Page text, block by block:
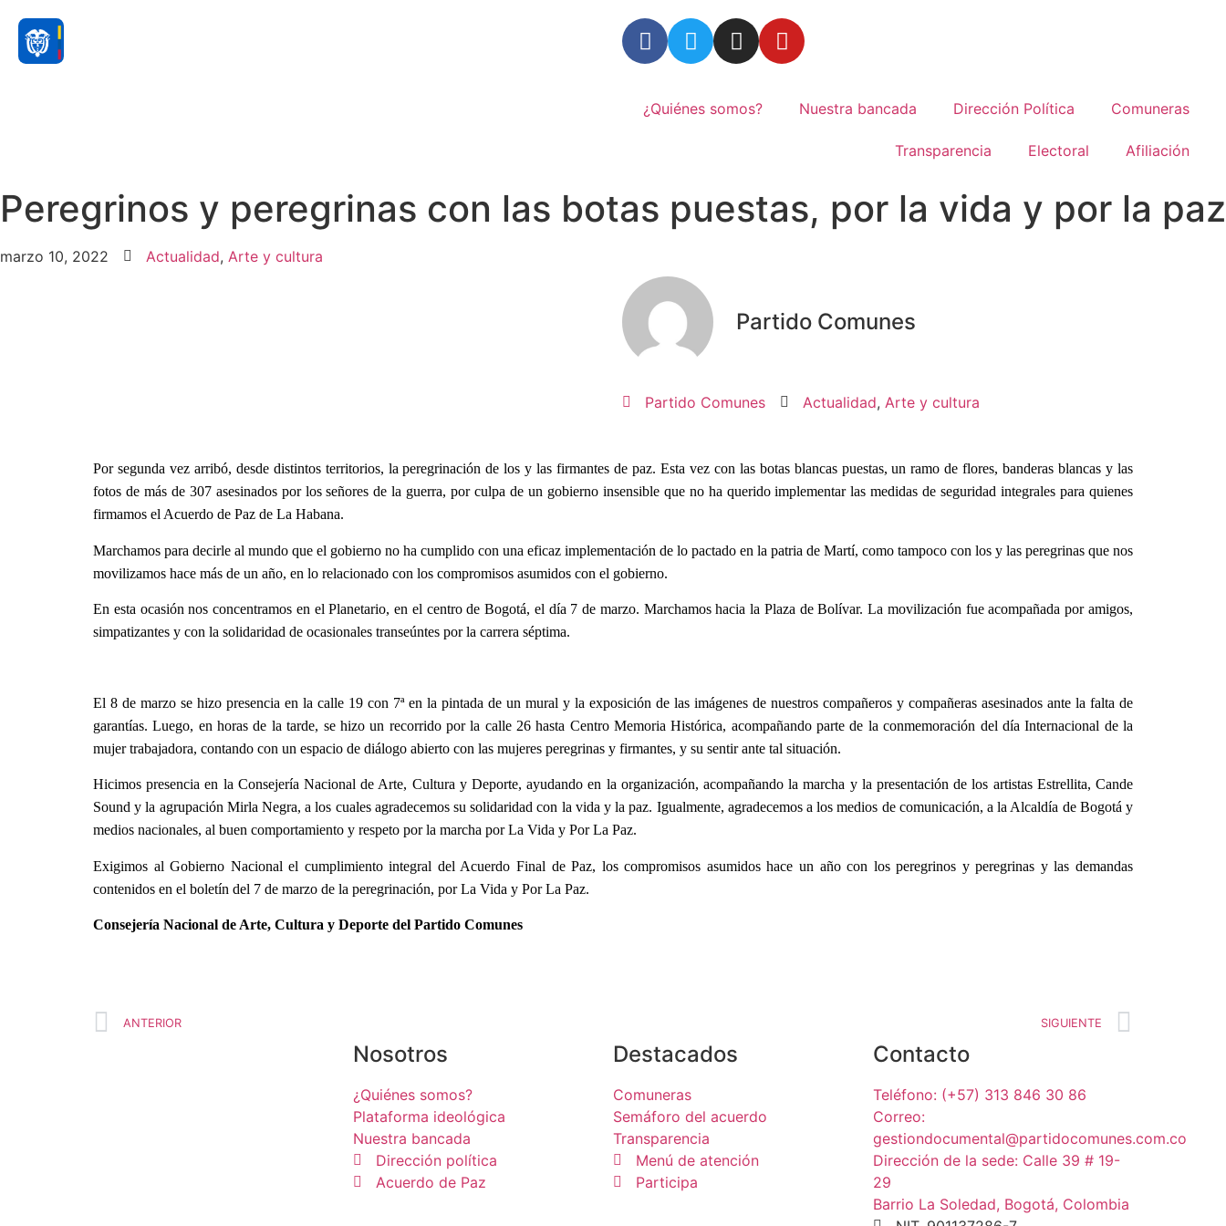
¿Quiénes somos? Nuestra bancada Dirección Política Comuneras
Transparencia Electoral Afiliación
Peregrinos y peregrinas con las botas puestas, por la vida y por la paz
marzo 10, 2022 Actualidad, Arte y cultura
Partido Comunes
Partido Comunes Actualidad, Arte y cultura
Por segunda vez arribó, desde distintos territorios, la peregrinación de los y las firmantes de paz. Esta vez con las botas blancas puestas, un ramo de flores, banderas blancas y las
fotos de más de 307 asesinados por los señores de la guerra, por culpa de un gobierno insensible que no ha querido implementar las medidas de seguridad integrales para quienes
firmamos el Acuerdo de Paz de La Habana.
Marchamos para decirle al mundo que el gobierno no ha cumplido con una eficaz implementación de lo pactado en la patria de Martí, como tampoco con los y las peregrinas que nos
movilizamos hace más de un año, en lo relacionado con los compromisos asumidos con el gobierno.
En esta ocasión nos concentramos en el Planetario, en el centro de Bogotá, el día 7 de marzo. Marchamos hacia la Plaza de Bolívar. La movilización fue acompañada por amigos,
simpatizantes y con la solidaridad de ocasionales transeúntes por la carrera séptima.
El 8 de marzo se hizo presencia en la calle 19 con 7ª en la pintada de un mural y la exposición de las imágenes de nuestros compañeros y compañeras asesinados ante la falta de
garantías. Luego, en horas de la tarde, se hizo un recorrido por la calle 26 hasta Centro Memoria Histórica, acompañando parte de la conmemoración del día Internacional de la
mujer trabajadora, contando con un espacio de diálogo abierto con las mujeres peregrinas y firmantes, y su sentir ante tal situación.
Hicimos presencia en la Consejería Nacional de Arte, Cultura y Deporte, ayudando en la organización, acompañando la marcha y la presentación de los artistas Estrellita, Cande
Sound y la agrupación Mirla Negra, a los cuales agradecemos su solidaridad con la vida y la paz. Igualmente, agradecemos a los medios de comunicación, a la Alcaldía de Bogotá y
medios nacionales, al buen comportamiento y respeto por la marcha por La Vida y Por La Paz.
Exigimos al Gobierno Nacional el cumplimiento integral del Acuerdo Final de Paz, los compromisos asumidos hace un año con los peregrinos y peregrinas y las demandas
contenidos en el boletín del 7 de marzo de la peregrinación, por La Vida y Por La Paz.
Consejería Nacional de Arte, Cultura y Deporte del Partido Comunes
ANTERIOR SIGUIENTE
Nosotros
¿Quiénes somos?
Plataforma ideológica
Nuestra bancada
Dirección política
Acuerdo de Paz
Destacados
Comuneras
Semáforo del acuerdo
Transparencia
Menú de atención
Participa
Contacto
Teléfono: (+57) 313 846 30 86
Correo:
gestiondocumental@partidocomunes.com.co
Dirección de la sede: Calle 39 # 19-
29
Barrio La Soledad, Bogotá, Colombia